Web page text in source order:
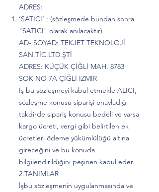
ADRES:
‘SATICI’ ; (sözleşmede bundan sonra
"SATICI" olarak anılacaktır)
AD- SOYAD: TEKJET TEKNOLOJİ
SAN.TİC.LTD.ŞTİ
ADRES: KÜÇÜK ÇİĞLİ MAH. 8783
SOK NO 7A ÇİĞLİ İZMİR
İş bu sözleşmeyi kabul etmekle ALICI,
sözleşme konusu siparişi onayladığı
takdirde sipariş konusu bedeli ve varsa
kargo ücreti, vergi gibi belirtilen ek
ücretleri ödeme yükümlülüğü altına
gireceğini ve bu konuda
bilgilendirildiğini peşinen kabul eder.
2.TANIMLAR
İşbu sözleşmenin uygulanmasında ve